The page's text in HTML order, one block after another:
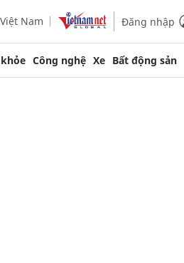
Nam Đăng nhập
Công nghệ Xe Bất động sản